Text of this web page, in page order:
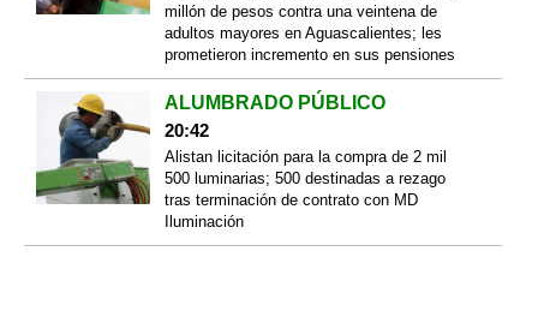
millón de pesos contra una veintena de
adultos mayores en Aguascalientes; les
prometieron incremento en sus pensiones
ALUMBRADO PÚBLICO
20:42
Alistan licitación para la compra de 2 mil
500 luminarias; 500 destinadas a rezago
tras terminación de contrato con MD
Iluminación